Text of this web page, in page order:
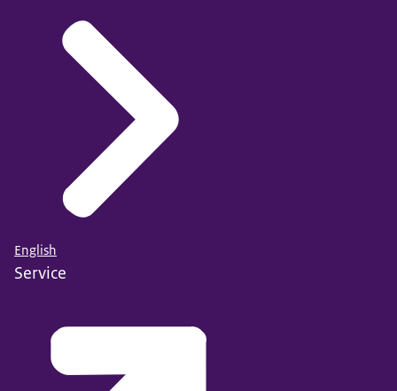
English
Service